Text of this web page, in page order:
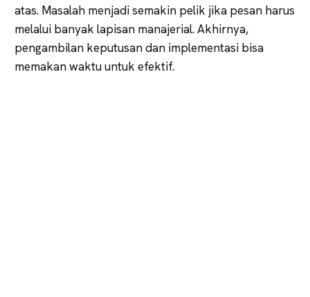
atas. Masalah menjadi semakin pelik jika pesan harus
melalui banyak lapisan manajerial. Akhirnya,
pengambilan keputusan dan implementasi bisa
memakan waktu untuk efektif.